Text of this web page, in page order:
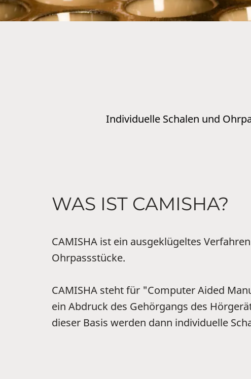
Individuelle Schalen und
WAS IST CAMISHA?
CAMISHA ist ein ausgeklügeltes
Ohrpassstücke.
CAMISHA steht für "Computer Aided
ein Abdruck des Gehörgangs des
dieser Basis werden dann individuelle